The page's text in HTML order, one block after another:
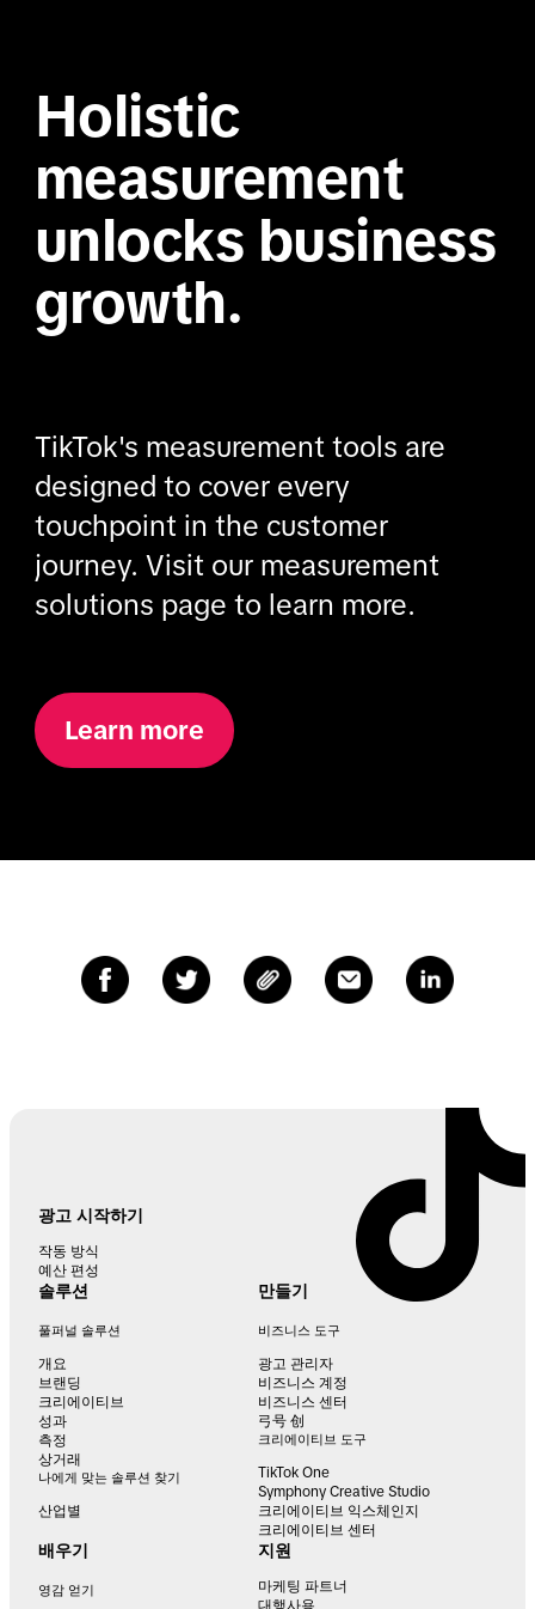
Holistic
measurement
unlocks business
growth.
TikTok's measurement tools are
designed to cover every
touchpoint in the customer
journey. Visit our measurement
solutions page to learn more.
Learn more
광고 시작하기
작동 방식
예산 편성
솔루션
풀퍼널 솔루션
개요
브랜딩
크리에이티브
성과
측정
상거래
나에게 맞는 솔루션 찾기
산업별
만들기
비즈니스 도구
광고 관리자
비즈니스 계정
비즈니스 센터
弓号 创
크리에이티브 도구
TikTok One
Symphony Creative Studio
크리에이티브 익스체인지
크리에이티브 센터
배우기
영감 얻기
지원
마케팅 파트너
대행사용